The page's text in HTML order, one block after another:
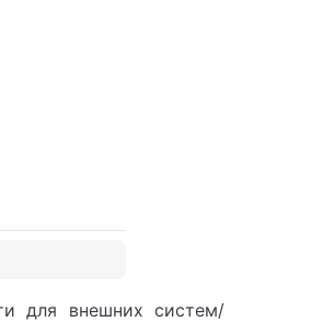
для внешних систем/